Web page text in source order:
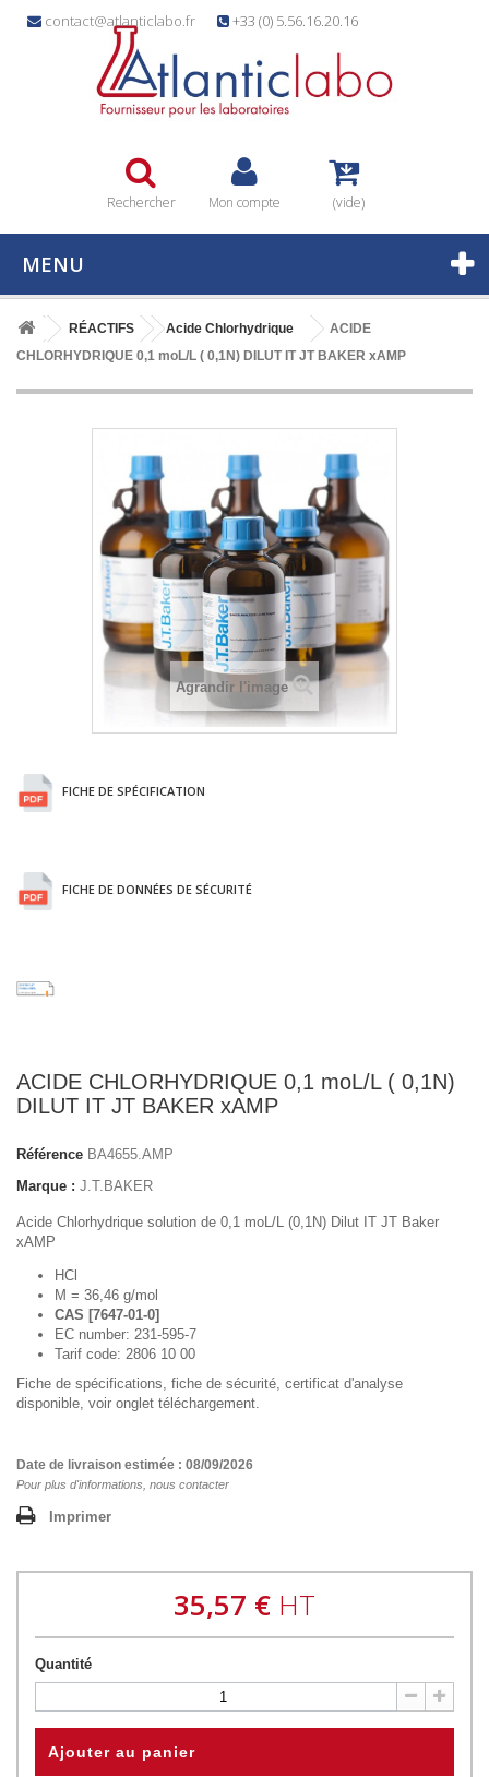
contact@atlanticlabo.fr +33 (0) 5.56.16.20.16
Rechercher Mon compte (vide)
MENU
RÉACTIFS Acide Chlorhydrique
ACIDE
CHLORHYDRIQUE 0,1 moL/L ( 0,1N) DILUT IT JT BAKER xAMP
Agrandir l'image
FICHE DE SPÉCIFICATION
FICHE DE DONNÉES DE SÉCURITÉ
ACIDE CHLORHYDRIQUE 0,1 moL/L ( 0,1N)
DILUT IT JT BAKER xAMP
Référence BA4655.AMP
Marque : J.T.BAKER
Acide Chlorhydrique solution de 0,1 moL/L (0,1N) Dilut IT JT Baker
xAMP
HCl
M = 36,46 g/mol
CAS [7647-01-0]
EC number: 231-595-7
Tarif code: 2806 10 00
Fiche de spécifications, fiche de sécurité, certificat d'analyse
disponible, voir onglet téléchargement.
Date de livraison estimée : 08/09/2026
Pour plus d'informations, nous contacter
Imprimer
35,57 € HT
Quantité
Ajouter au panier